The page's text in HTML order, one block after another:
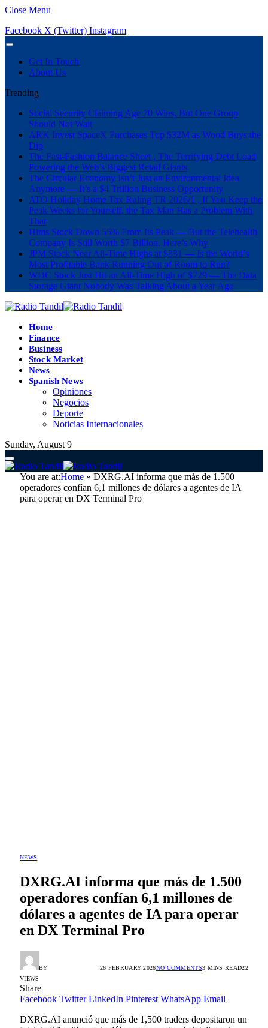
Close Menu
Facebook X (Twitter) Instagram
Get In Touch
About Us
Trending
Social Security Claiming Age 70 Wins, But One Group
Should Not Wait
ARK Invest SpaceX Purchases Top $32M as Wood Buys the
Dip
The Fast-Fashion Balance Sheet , The Terrifying Debt Load
Powering the Web’s Biggest Retail Giants
The Circular Economy Isn’t Just an Environmental Idea
Anymore — It’s a $4 Trillion Business Opportunity
ATO Holiday Home Tax Ruling TR 2026/1 , If You Keep the
Peak Weeks for Yourself, the Tax Man Has a Problem With
That
Hims Stock Down 55% From Its Peak — But the Telehealth
Company Is Still Worth $7 Billion. Here’s Why
JPM Stock Near All-Time Highs at $331 — Is the World’s
Most Profitable Bank Running Out of Room to Run?
WDC Stock Just Hit an All-Time High of $729 — The Data
Storage Giant Nobody Was Talking About a Year Ago
Home
Finance
Business
Stock Market
News
Spanish News
Opiniones
Negocios
Deporte
Noticias Internacionales
Sunday, August 9
You are at:Home » DXRG.AI informa que más de 1.500
operadores confían 6,1 millones de dólares a agentes de IA
para operar en DX Terminal Pro
NEWS
DXRG.AI informa que más de 1.500
operadores confían 6,1 millones de
dólares a agentes de IA para operar
en DX Terminal Pro
BY 26 FEBRUARY 2026NO COMMENTS3 MINS READ22
VIEWS
Share
Facebook Twitter LinkedIn Pinterest WhatsApp Email
DXRG.AI anunció que más de 1,500 traders depositaron un